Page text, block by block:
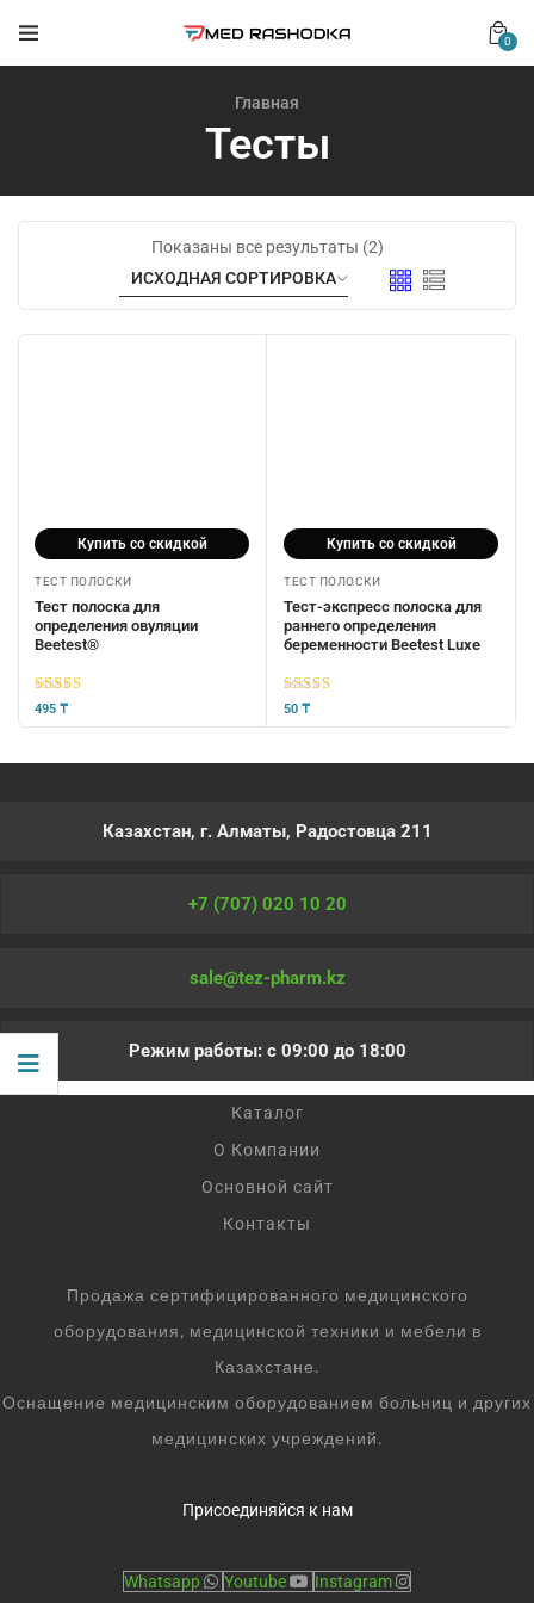
0
Главная
Тесты
Показаны все результаты (2)
Купить со скидкой
ТЕСТ ПОЛОСКИ
Тест полоска для
определения овуляции
Beetest®
5из 5
495 ₸
Купить со скидкой
ТЕСТ ПОЛОСКИ
Тест-экспресс полоска для
раннего определения
беременности Beetest Luxe
5из 5
50 ₸
Казахстан, г. Алматы, Радостовца 211
+7 (707) 020 10 20
sale@tez-pharm.kz
Режим работы: с 09:00 до 18:00
Каталог
О Компании
Основной сайт
Контакты
Продажа сертифицированного медицинского
оборудования, медицинской техники и мебели в
Казахстане.
Оснащение медицинским оборудованием больниц и других
медицинских учреждений.
Присоединяйся к нам
Whatsapp Youtube Instagram